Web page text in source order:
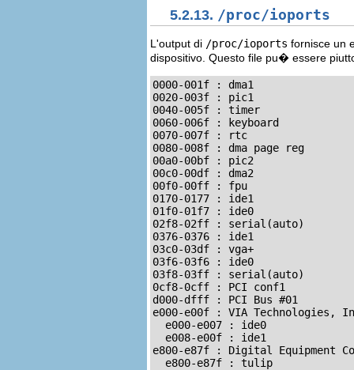
5.2.13. /proc/ioports
L'output di /proc/ioports fornisce un
dispositivo. Questo file pu� essere
0000-001f : dma1
0020-003f : pic1
0040-005f : timer
0060-006f : keyboard
0070-007f : rtc
0080-008f : dma page reg
00a0-00bf : pic2
00c0-00df : dma2
00f0-00ff : fpu
0170-0177 : ide1
01f0-01f7 : ide0
02f8-02ff : serial(auto)
0376-0376 : ide1
03c0-03df : vga+
03f6-03f6 : ide0
03f8-03ff : serial(auto)
0cf8-0cff : PCI conf1
d000-dfff : PCI Bus #01
e000-e00f : VIA Technologies,
  e000-e007 : ide0
  e008-e00f : ide1
e800-e87f : Digital Equipment
  e800-e87f : tulip